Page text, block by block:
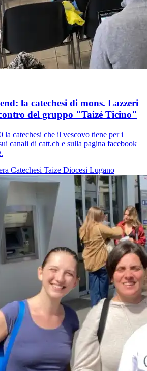
la catechesi di mons. Lazzeri
del gruppo "Taizé Ticino"
la catechesi che il vescovo tiene per i
canali di catt.ch e sulla pagina facebook
Catechesi Taize Diocesi Lugano